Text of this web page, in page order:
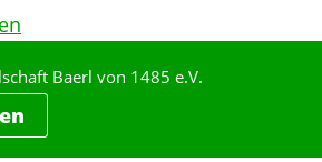
Baerl von 1485 e.V.